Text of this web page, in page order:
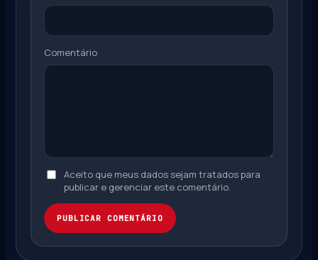
Comentário
Aceito que meus dados sejam tratados para
publicar e gerenciar este comentário.
PUBLICAR COMENTÁRIO